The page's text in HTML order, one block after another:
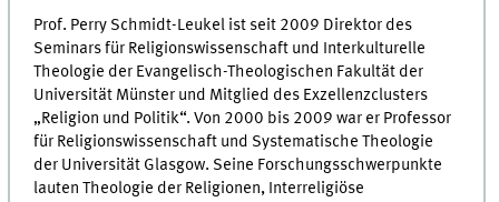
Prof. Perry Schmidt-Leukel ist seit 2009 Direktor des
Seminars für Religionswissenschaft und Interkulturelle
Theologie der Evangelisch-Theologischen Fakultät der
Universität Münster und Mitglied des Exzellenzclusters
„Religion und Politik“. Von 2000 bis 2009 war er Professor
für Religionswissenschaft und Systematische Theologie
der Universität Glasgow. Seine Forschungsschwerpunkte
lauten Theologie der Religionen, Interreligiöse